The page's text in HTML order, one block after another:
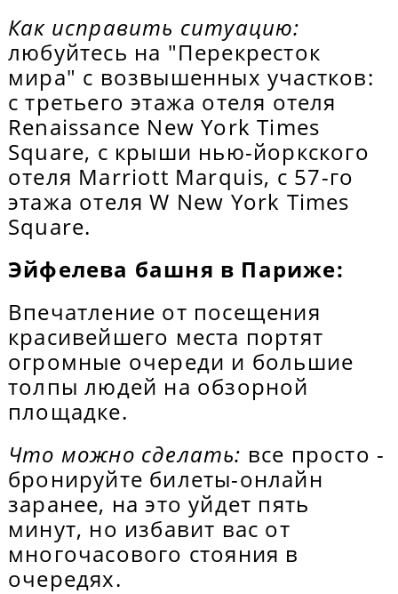
Как исправить ситуацию:
любуйтесь на "Перекресток
мира" с возвышенных участков:
с третьего этажа отеля отеля
Renaissance New York Times
Square, с крыши нью-йоркского
отеля Marriott Marquis, с 57-го
этажа отеля W New York Times
Square.
Эйфелева башня в Париже:
Впечатление от посещения
красивейшего места портят
огромные очереди и большие
толпы людей на обзорной
площадке.
Что можно сделать: все просто -
бронируйте билеты-онлайн
заранее, на это уйдет пять
минут, но избавит вас от
многочасового стояния в
очередях.